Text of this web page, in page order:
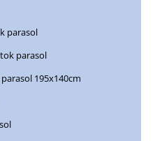
parasol
parasol
195x140cm